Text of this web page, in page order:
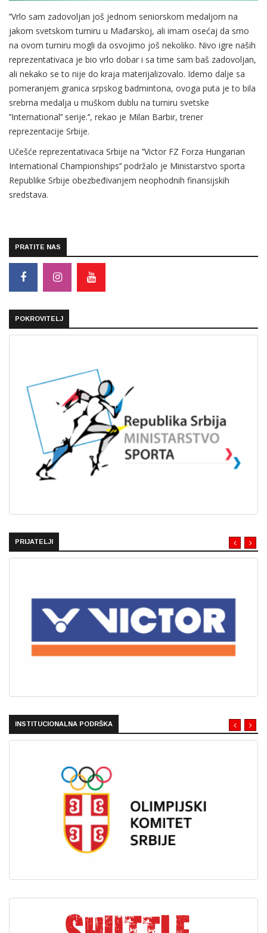
’’Vrlo sam zadovoljan još jednom seniorskom medaljom na
jakom svetskom turniru u Mađarskoj, ali imam osećaj da smo
na ovom turniru mogli da osvojimo još nekoliko. Nivo igre naših
reprezentativaca je bio vrlo dobar i sa time sam baš zadovoljan,
ali nekako se to nije do kraja materijalizovalo. Idemo dalje sa
pomeranjem granica srpskog badmintona, ovoga puta je to bila
srebrna medalja u muškom dublu na turniru svetske
’’International’’ serije.’’, rekao je Milan Barbir, trener
reprezentacije Srbije.
Učešće reprezentativaca Srbije na ’’Victor FZ Forza Hungarian
International Championships’’ podržalo je Ministarstvo sporta
Republike Srbije obezbeđivanjem neophodnih finansijskih
sredstava.
PRATITE NAS
POKROVITELJ
PRIJATELJI
INSTITUCIONALNA PODRŠKA